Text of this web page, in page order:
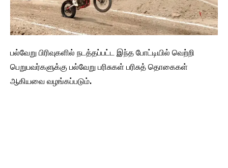
பல்வேறு பிரிவுகளில் நடத்தப்பட்ட இந்த போட்டியில் வெற்றி
பெறுபவர்களுக்கு பல்வேறு பரிசுகள் பரிசுத் தொகைகள்
ஆகியவை வழங்கப்படும்.